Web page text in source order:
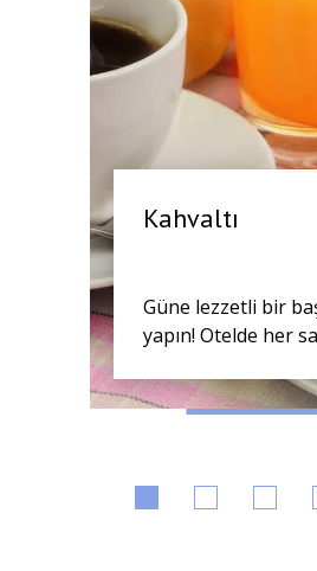
Kahvaltı
Güne lezzetli bir
yapın! Otelde her